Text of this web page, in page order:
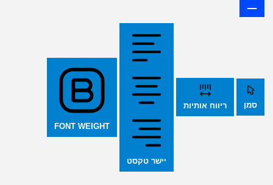
סמן ריווח אותיות
יישר טקסט
FONT WEIGHT